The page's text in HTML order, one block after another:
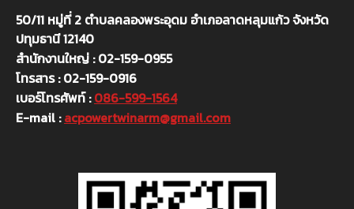
50/11 หมู่ที่ 2 ตำบลคลองพระอุดม อำเภอลาดหลุมแก้ว จังหวัด
ปทุมธานี 12140
สำนักงานใหญ่ : 02-159-0955
โทรสาร : 02-159-0916
เบอร์โทรศัพท์ :086-599-1564
E-mail :acpowertwinarm@gmail.com